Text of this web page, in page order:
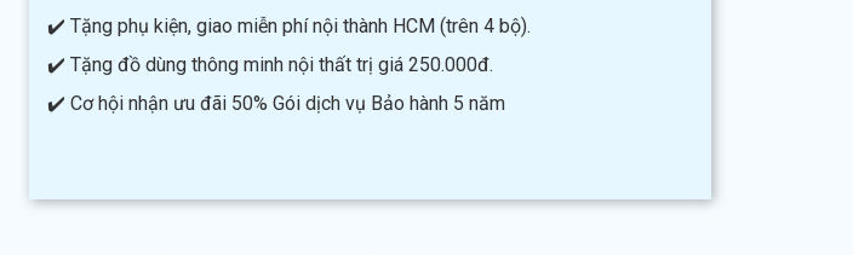
✔️ Tặng phụ kiện, giao miễn phí nội thành HCM (trên 4 bộ).
✔️ Tặng đồ dùng thông minh nội thất trị giá 250.000đ.
✔️ Cơ hội nhận ưu đãi 50% Gói dịch vụ Bảo hành 5 năm